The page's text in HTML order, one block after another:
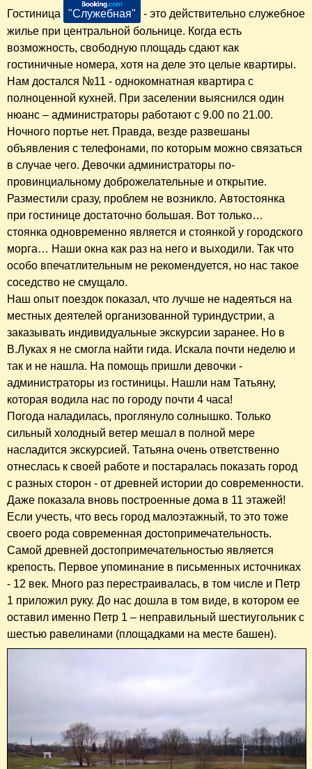
Гостиница "Служебная"
- это действительно служебное
жилье при центральной больнице. Когда есть
возможность, свободную площадь сдают как
гостиничные номера, хотя на деле это целые квартиры.
Нам достался №11 - однокомнатная квартира с
полноценной кухней. При заселении выяснился один
нюанс – администраторы работают с 9.00 по 21.00.
Ночного портье нет. Правда, везде развешаны
объявления с телефонами, по которым можно связаться
в случае чего. Девочки администраторы по-
провинциальному доброжелательные и открытие.
Разместили сразу, проблем не возникло. Автостоянка
при гостинице достаточно большая. Вот только…
стоянка одновременно является и стоянкой у городского
морга… Наши окна как раз на него и выходили. Так что
особо впечатлительным не рекомендуется, но нас такое
соседство не смущало.
Наш опыт поездок показал, что лучше не надеяться на
местных деятелей организованной туриндустрии, а
заказывать индивидуальные экскурсии заранее. Но в
В.Луках я не смогла найти гида. Искала почти неделю и
так и не нашла. На помощь пришли девочки -
администраторы из гостиницы. Нашли нам Татьяну,
которая водила нас по городу почти 4 часа!
Погода наладилась, проглянуло солнышко. Только
сильный холодный ветер мешал в полной мере
насладится экскурсией. Татьяна очень ответственно
отнеслась к своей работе и постаралась показать город
с разных сторон - от древней истории до современности.
Даже показала вновь построенные дома в 11 этажей!
Если учесть, что весь город малоэтажный, то это тоже
своего рода современная достопримечательность.
Самой древней достопримечательностью является
крепость. Первое упоминание в письменных источниках
- 12 век. Много раз перестраивалась, в том числе и Петр
1 приложил руку. До нас дошла в том виде, в котором ее
оставил именно Петр 1 – неправильный шестиугольник с
шестью равелинами (площадками на месте башен).